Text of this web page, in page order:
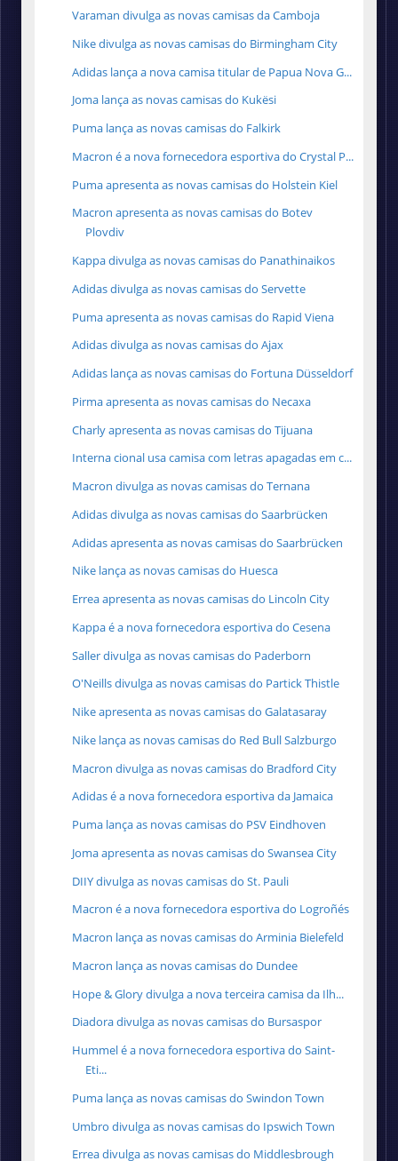
Varaman divulga as novas camisas da Camboja
Nike divulga as novas camisas do Birmingham City
Adidas lança a nova camisa titular de Papua Nova G...
Joma lança as novas camisas do Kukësi
Puma lança as novas camisas do Falkirk
Macron é a nova fornecedora esportiva do Crystal P...
Puma apresenta as novas camisas do Holstein Kiel
Macron apresenta as novas camisas do Botev
Plovdiv
Kappa divulga as novas camisas do Panathinaikos
Adidas divulga as novas camisas do Servette
Puma apresenta as novas camisas do Rapid Viena
Adidas divulga as novas camisas do Ajax
Adidas lança as novas camisas do Fortuna Düsseldorf
Pirma apresenta as novas camisas do Necaxa
Charly apresenta as novas camisas do Tijuana
Interna cional usa camisa com letras apagadas em c...
Macron divulga as novas camisas do Ternana
Adidas divulga as novas camisas do Saarbrücken
Adidas apresenta as novas camisas do Saarbrücken
Nike lança as novas camisas do Huesca
Errea apresenta as novas camisas do Lincoln City
Kappa é a nova fornecedora esportiva do Cesena
Saller divulga as novas camisas do Paderborn
O'Neills divulga as novas camisas do Partick Thistle
Nike apresenta as novas camisas do Galatasaray
Nike lança as novas camisas do Red Bull Salzburgo
Macron divulga as novas camisas do Bradford City
Adidas é a nova fornecedora esportiva da Jamaica
Puma lança as novas camisas do PSV Eindhoven
Joma apresenta as novas camisas do Swansea City
DIIY divulga as novas camisas do St. Pauli
Macron é a nova fornecedora esportiva do Logroñés
Macron lança as novas camisas do Arminia Bielefeld
Macron lança as novas camisas do Dundee
Hope & Glory divulga a nova terceira camisa da Ilh...
Diadora divulga as novas camisas do Bursaspor
Hummel é a nova fornecedora esportiva do Saint-
Eti...
Puma lança as novas camisas do Swindon Town
Umbro divulga as novas camisas do Ipswich Town
Errea divulga as novas camisas do Middlesbrough